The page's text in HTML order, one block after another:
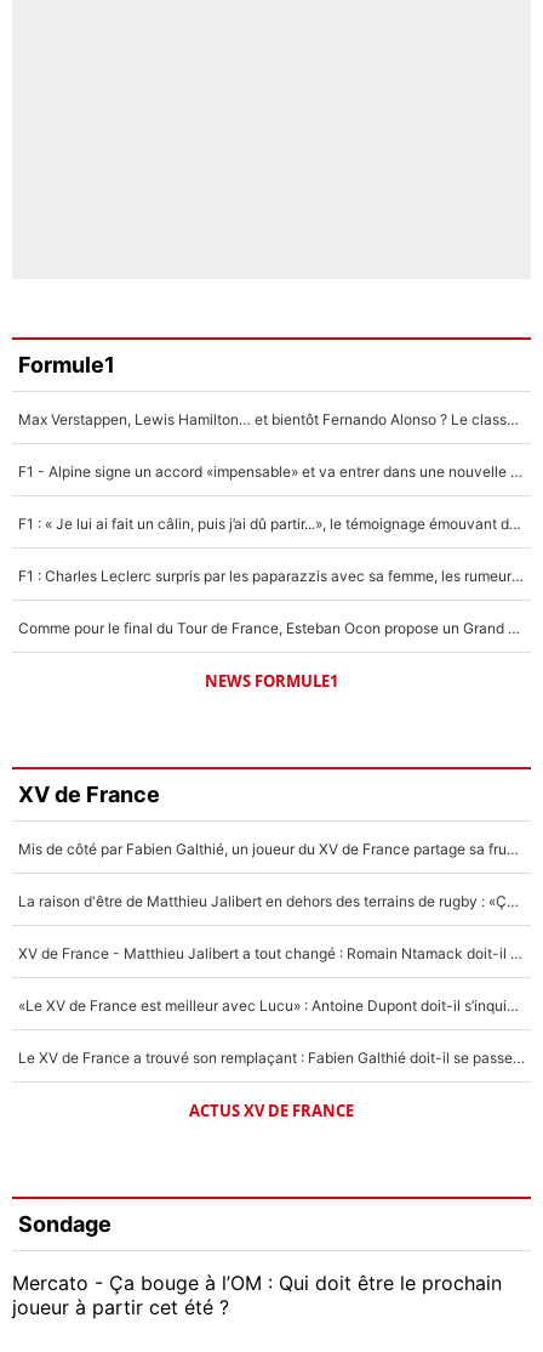
Formule1
Max Verstappen, Lewis Hamilton… et bientôt Fernando Alonso ? Le classement des pilotes les mieux payés en Formule 1 risque de changer !
F1 - Alpine signe un accord «impensable» et va entrer dans une nouvelle dimension : Grande nouvelle pour Pierre Gasly !
F1 : « Je lui ai fait un câlin, puis j’ai dû partir...», le témoignage émouvant de Max Verstappen sur sa fille
F1 : Charles Leclerc surpris par les paparazzis avec sa femme, les rumeurs étaient vraies !
Comme pour le final du Tour de France, Esteban Ocon propose un Grand Prix de Formule 1 à Paris : «Autour de l’Arc de Triomphe, ce serait génial» !
NEWS FORMULE1
XV de France
Mis de côté par Fabien Galthié, un joueur du XV de France partage sa frustration : «ils ne me l’ont pas dit tout de suite»
La raison d'être de Matthieu Jalibert en dehors des terrains de rugby : «Ça m'atteint autant que si tu touches à un membre de ma famille»
XV de France - Matthieu Jalibert a tout changé : Romain Ntamack doit-il s’inquiéter pour sa place à un an de la Coupe du monde ?
«Le XV de France est meilleur avec Lucu» : Antoine Dupont doit-il s’inquiéter pour sa place ?
Le XV de France a trouvé son remplaçant : Fabien Galthié doit-il se passer d'Antoine Dupont ?
ACTUS XV DE FRANCE
Sondage
Mercato - Ça bouge à l’OM : Qui doit être le prochain
joueur à partir cet été ?